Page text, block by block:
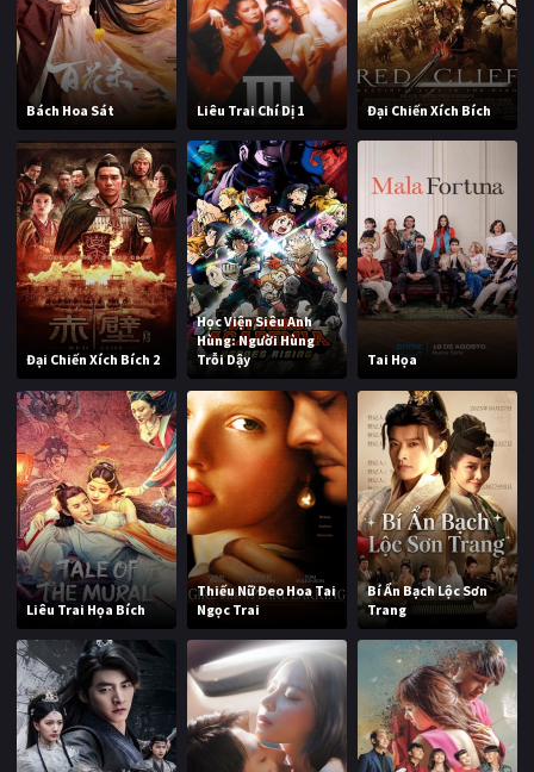
Bách Hoa Sát Liêu Trai Chí Dị 1 Đại Chiến Xích Bích
Đại Chiến Xích Bích 2
Học Viện Siêu Anh
Hùng: Người Hùng
Trỗi Dậy
Tai Họa
Liêu Trai Họa Bích
Thiếu Nữ Đeo Hoa Tai
Ngọc Trai
Bí Ẩn Bạch Lộc Sơn
Trang